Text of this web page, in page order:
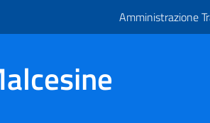
Amministrazione